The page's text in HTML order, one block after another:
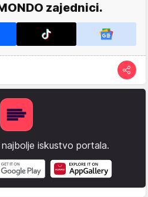
zajednici.
iskustvo portala.